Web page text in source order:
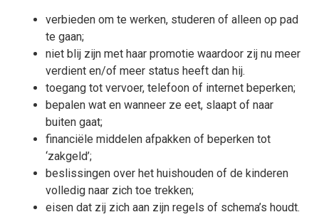
verbieden om te werken, studeren of alleen op pad
te gaan;
niet blij zijn met haar promotie waardoor zij nu meer
verdient en/of meer status heeft dan hij.
toegang tot vervoer, telefoon of internet beperken;
bepalen wat en wanneer ze eet, slaapt of naar
buiten gaat;
financiële middelen afpakken of beperken tot
‘zakgeld’;
beslissingen over het huishouden of de kinderen
volledig naar zich toe trekken;
eisen dat zij zich aan zijn regels of schema’s houdt.